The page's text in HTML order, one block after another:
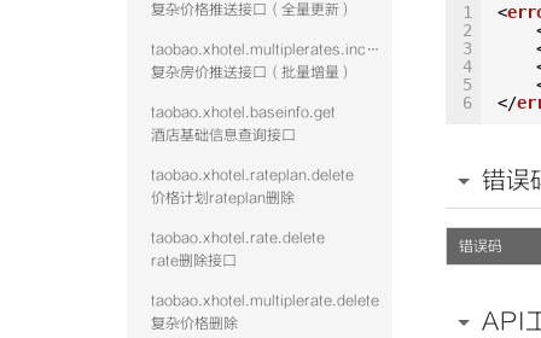
复杂价格推送接口（全量更新）
taobao.xhotel.multiplerates.increment
复杂房价推送接口（批量增量）
taobao.xhotel.baseinfo.get
酒店基础信息查询接口
taobao.xhotel.rateplan.delete
价格计划rateplan删除
taobao.xhotel.rate.delete
rate删除接口
taobao.xhotel.multiplerate.delete
复杂价格删除
1
2
3
4
5
6
<
</
错误
错误码
API